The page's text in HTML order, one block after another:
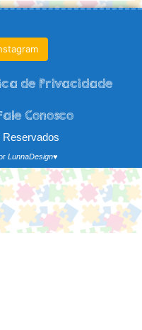
de Privacidade
Conosco
LunnaDesign♥